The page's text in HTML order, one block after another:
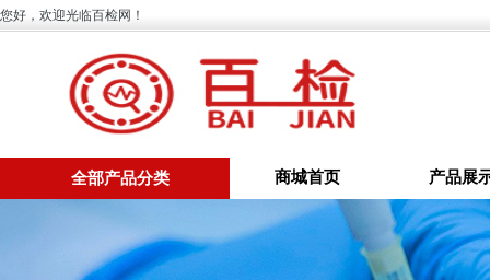
您好，欢迎光临百检网！
全部产品分类 商城首页 产品展